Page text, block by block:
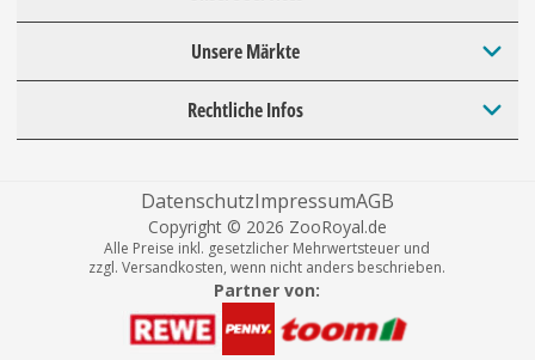
Unsere Märkte
Rechtliche Infos
DatenschutzImpressumAGB
Copyright © 2026 ZooRoyal.de
Alle Preise inkl. gesetzlicher Mehrwertsteuer und
zzgl. Versandkosten, wenn nicht anders beschrieben.
Partner von: